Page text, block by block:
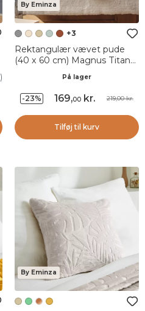
)
By Eminza
+3
Rektangulær vævet pude
(40 x 60 cm) Magnus Titan
På lager
-23% 169,00 kr. 219,00 kr.
Tilføj til kurv
By Eminza